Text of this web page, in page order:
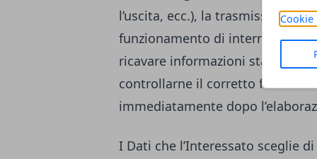
Cookie
l’uscita, ecc.), la trasmissione
funzionamento di internet. Tali
ricavare informazioni statistiche
controllarne il corretto
immediatamente dopo
I Dati che l’Interessato sceglie